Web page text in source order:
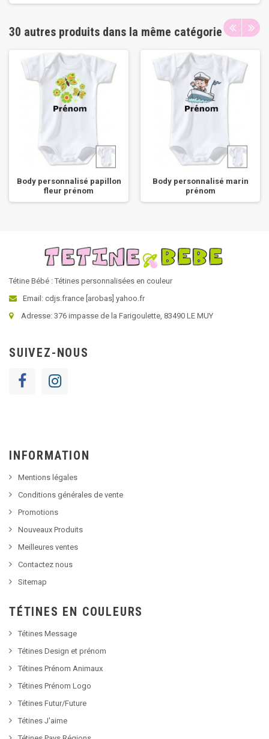
30 autres produits dans la même catégorie
Body personnalisé papillon
fleur prénom
Body personnalisé marin
prénom
Tétine Bébé : Tétines personnalisées en couleur
Email: cdjs.france [arobas] yahoo.fr
Adresse: 376 impasse de la Farigoulette, 83490 LE MUY
SUIVEZ-NOUS
INFORMATION
Mentions légales
Conditions générales de vente
Promotions
Nouveaux Produits
Meilleures ventes
Contactez nous
Sitemap
TÉTINES EN COULEURS
Tétines Message
Tétines Design et prénom
Tétines Prénom Animaux
Tétines Prénom Logo
Tétines Futur/Future
Tétines J'aime